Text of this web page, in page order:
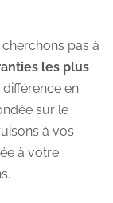
pas à
les plus
en
sur le
à vos
à votre